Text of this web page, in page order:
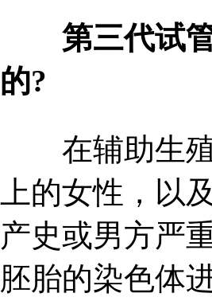
第三代试管
的?
在辅助生殖
上的女性，以
产史或男方严
胚胎的染色体